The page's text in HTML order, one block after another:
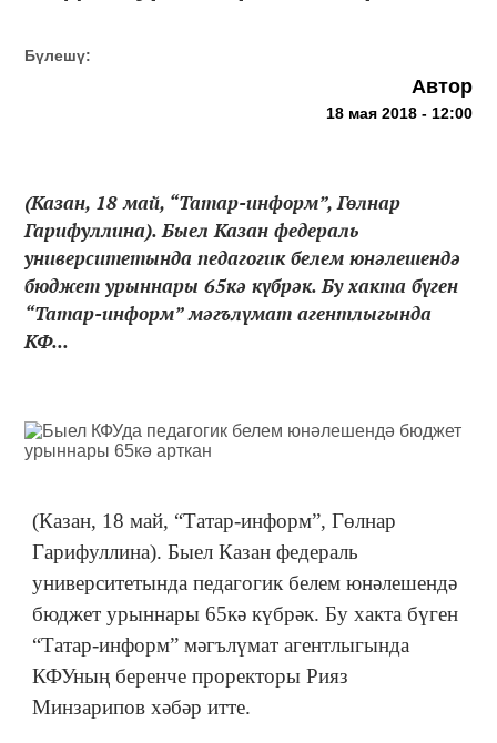
Бүлешү:
Автор
18 мая 2018 - 12:00
(Казан, 18 май, “Татар-информ”, Гөлнар
Гарифуллина). Быел Казан федераль
университетында педагогик белем юнәлешендә
бюджет урыннары 65кә күбрәк. Бу хакта бүген
“Татар-информ” мәгълүмат агентлыгында
КФ...
(Казан, 18 май, “Татар-информ”, Гөлнар
Гарифуллина). Быел Казан федераль
университетында педагогик белем юнәлешендә
бюджет урыннары 65кә күбрәк. Бу хакта бүген
“Татар-информ” мәгълүмат агентлыгында
КФУның беренче проректоры Рияз
Минзарипов хәбәр итте.